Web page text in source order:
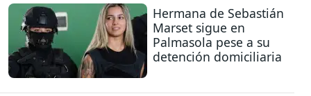
Hermana de Sebastián
Marset sigue en
Palmasola pese a su
detención domiciliaria